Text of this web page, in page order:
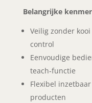
Belangrijke
Veilig zonder
control
Eenvoudige
teach‑functie
Flexibel
producten